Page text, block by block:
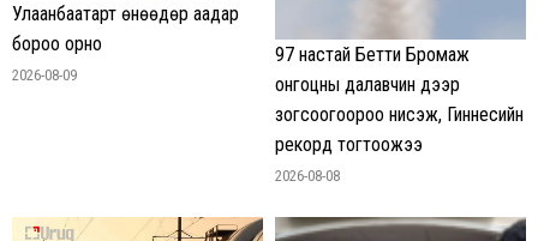
Улаанбаатарт өнөөдөр аадар
бороо орно
2026-08-09
97 настай Бетти Бромаж
онгоцны далавчин дээр
зогсоогоороо нисэж, Гиннесийн
рекорд тогтоожээ
2026-08-08